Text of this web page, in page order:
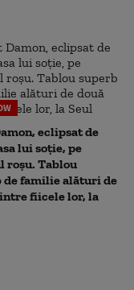
eclipsat de
lui soție, pe
roșu. Tablou
de familie alături de
fiicele lor, la